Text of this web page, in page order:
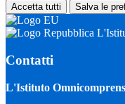
Accetta tutti Salva le
Contatti
L'Istituto